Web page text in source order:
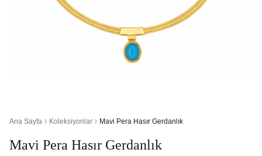
Ana Sayfa Koleksiyonlar Mavi Pera Hasır Gerdanlık
Mavi Pera Hasır Gerdanlık